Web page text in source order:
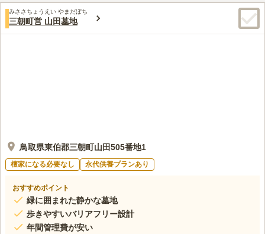
本海を望むことも可能です。
口コミ評価
この霊園はまだ誰からも評価されていません。
みささちょうえい やまだぼち
三朝町営 山田墓地
鳥取県東伯郡三朝町山田505番地1
檀家になる必要なし 永代供養プランあり
おすすめポイント
緑に囲まれた静かな墓地
歩きやすいバリアフリー設計
年間管理費が安い